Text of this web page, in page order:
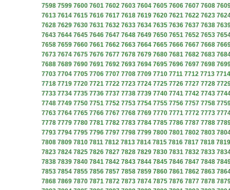
7598 7599 7600 7601 7602 7603 7604 7605 7606 7607 7608
7613 7614 7615 7616 7617 7618 7619 7620 7621 7622 7623
7628 7629 7630 7631 7632 7633 7634 7635 7636 7637 7638
7643 7644 7645 7646 7647 7648 7649 7650 7651 7652 7653
7658 7659 7660 7661 7662 7663 7664 7665 7666 7667 7668
7673 7674 7675 7676 7677 7678 7679 7680 7681 7682 7683
7688 7689 7690 7691 7692 7693 7694 7695 7696 7697 7698
7703 7704 7705 7706 7707 7708 7709 7710 7711 7712 7713 7714
7718 7719 7720 7721 7722 7723 7724 7725 7726 7727 7728
7733 7734 7735 7736 7737 7738 7739 7740 7741 7742 7743
7748 7749 7750 7751 7752 7753 7754 7755 7756 7757 7758
7763 7764 7765 7766 7767 7768 7769 7770 7771 7772 7773
7778 7779 7780 7781 7782 7783 7784 7785 7786 7787 7788
7793 7794 7795 7796 7797 7798 7799 7800 7801 7802 7803
7808 7809 7810 7811 7812 7813 7814 7815 7816 7817 7818 7819
7823 7824 7825 7826 7827 7828 7829 7830 7831 7832 7833
7838 7839 7840 7841 7842 7843 7844 7845 7846 7847 7848
7853 7854 7855 7856 7857 7858 7859 7860 7861 7862 7863
7868 7869 7870 7871 7872 7873 7874 7875 7876 7877 7878